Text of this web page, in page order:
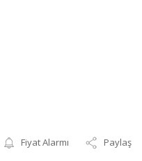
Fiyat Alarmı Paylaş